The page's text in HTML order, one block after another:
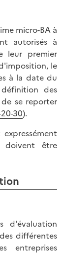
micro-BA à
autorisés à
leur premier
le
à la date du
des
se reporter
30).
doivent être
d'évaluation
différentes
entreprises